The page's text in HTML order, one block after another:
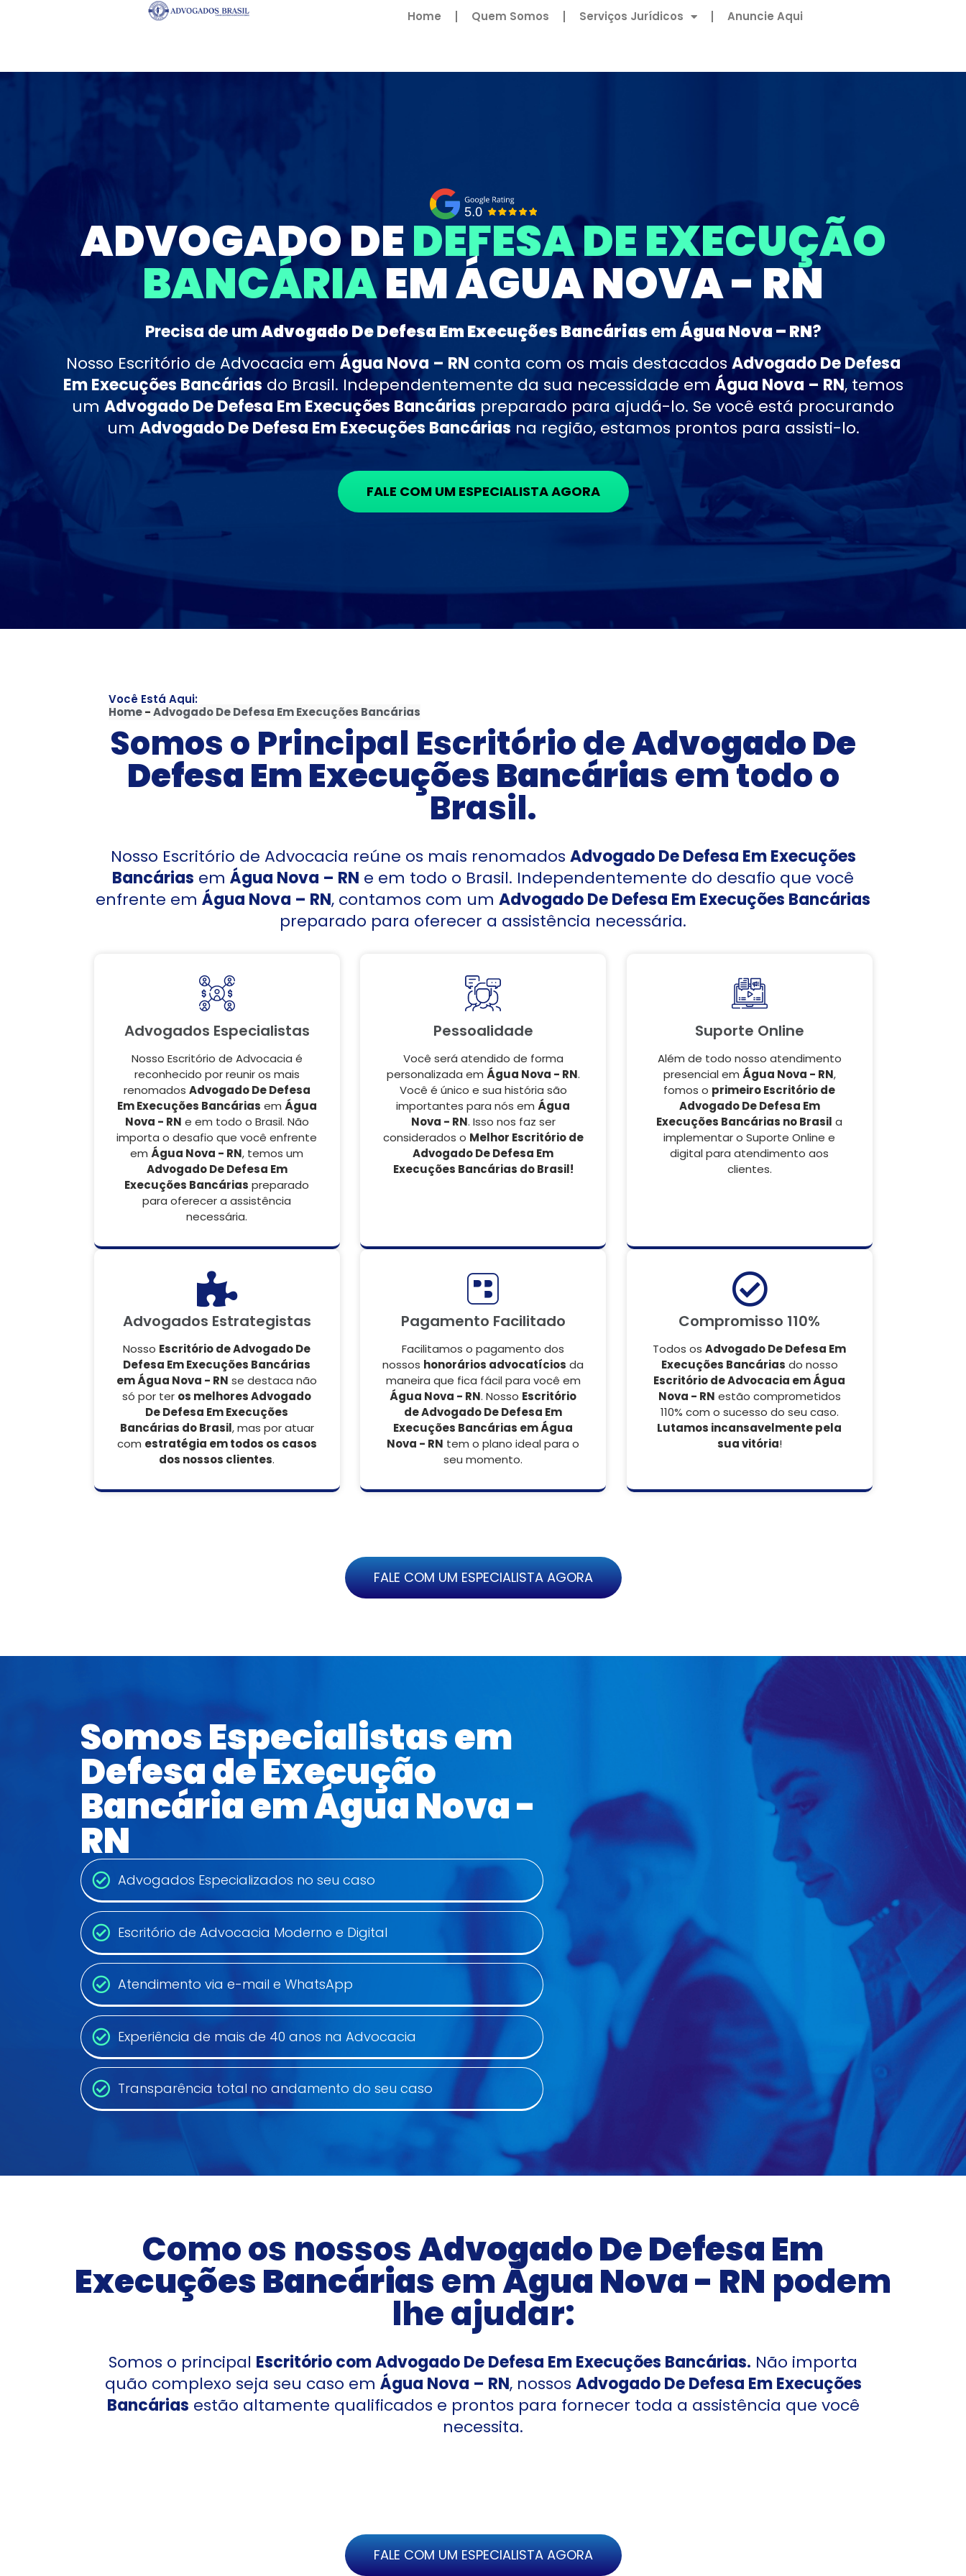
Home Quem Somos Serviços Jurídicos Anuncie Aqui
ADVOGADO DEDEFESA DE EXECUÇÃO
BANCÁRIAEM ÁGUA NOVA - RN
Precisa de umAdvogado De Defesa Em Execuções BancáriasemÁgua Nova – RN?
Nosso Escritório de Advocacia em Água Nova – RN conta com os mais destacados Advogado De Defesa
Em Execuções Bancárias do Brasil. Independentemente da sua necessidade em Água Nova – RN, temos
um Advogado De Defesa Em Execuções Bancárias preparado para ajudá-lo. Se você está procurando
um Advogado De Defesa Em Execuções Bancárias na região, estamos prontos para assisti-lo.
FALE COM UM ESPECIALISTA AGORA
Você Está Aqui:
Home-Advogado De Defesa Em Execuções Bancárias
Somos o Principal Escritório deAdvogado De
Defesa Em Execuções Bancáriasem todo o
Brasil.
Nosso Escritório de Advocacia reúne os mais renomados Advogado De Defesa Em Execuções
Bancárias em Água Nova – RN e em todo o Brasil. Independentemente do desafio que você
enfrente em Água Nova – RN, contamos com um Advogado De Defesa Em Execuções Bancárias
preparado para oferecer a assistência necessária.
Advogados Especialistas
Nosso Escritório de Advocacia é
reconhecido por reunir os mais
renomados Advogado De Defesa
Em Execuções Bancárias em Água
Nova - RN e em todo o Brasil. Não
importa o desafio que você enfrente
em Água Nova - RN, temos um
Advogado De Defesa Em
Execuções Bancárias preparado
para oferecer a assistência
necessária.
Pessoalidade
Você será atendido de forma
personalizada em Água Nova - RN.
Você é único e sua história são
importantes para nós em Água
Nova - RN. Isso nos faz ser
considerados o Melhor Escritório de
Advogado De Defesa Em
Execuções Bancárias do Brasil!
Suporte Online
Além de todo nosso atendimento
presencial em Água Nova - RN,
fomos o primeiro Escritório de
Advogado De Defesa Em
Execuções Bancárias no Brasil a
implementar o Suporte Online e
digital para atendimento aos
clientes.
Advogados Estrategistas
Nosso Escritório de Advogado De
Defesa Em Execuções Bancárias
em Água Nova - RN se destaca não
só por ter os melhores Advogado
De Defesa Em Execuções
Bancárias do Brasil, mas por atuar
com estratégia em todos os casos
dos nossos clientes.
Pagamento Facilitado
Facilitamos o pagamento dos
nossos honorários advocatícios da
maneira que fica fácil para você em
Água Nova - RN. Nosso Escritório
de Advogado De Defesa Em
Execuções Bancárias em Água
Nova - RN tem o plano ideal para o
seu momento.
Compromisso 110%
Todos os Advogado De Defesa Em
Execuções Bancárias do nosso
Escritório de Advocacia em Água
Nova - RN estão comprometidos
110% com o sucesso do seu caso.
Lutamos incansavelmente pela
sua vitória!
FALE COM UM ESPECIALISTA AGORA
Somos Especialistas em
Defesa de Execução
Bancária em Água Nova -
RN
Advogados Especializados no seu caso
Escritório de Advocacia Moderno e Digital
Atendimento via e-mail e WhatsApp
Experiência de mais de 40 anos na Advocacia
Transparência total no andamento do seu caso
Como os nossosAdvogado De Defesa Em
Execuções BancáriasemÁgua Nova - RN podem
lhe ajudar:
Somos o principal Escritório com Advogado De Defesa Em Execuções Bancárias. Não importa
quão complexo seja seu caso em Água Nova – RN, nossos Advogado De Defesa Em Execuções
Bancárias estão altamente qualificados e prontos para fornecer toda a assistência que você
necessita.
FALE COM UM ESPECIALISTA AGORA